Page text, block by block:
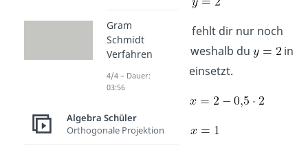
Schritt 4:
Jetzt fehlt dir nur noch
die Variable x, weshalb du
in
Gleichung (I‘) einsetzt.
Gram
Schmidt
Verfahren
4/4 – Dauer:
03:56
Algebra Schüler
Orthogonale Projektion